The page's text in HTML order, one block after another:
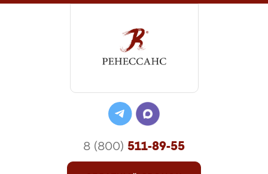
8 (800) 511-89-55